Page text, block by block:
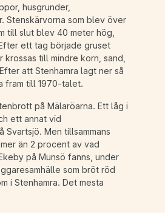
husgrunder,
Stenskärvorna som blev över
till slut blev 40 meter hög,
ett tag började gruset
till mindre korn, sand,
att Stenhamra lagt ner så
fram till 1970-talet.
på Mälaröarna. Ett låg i
ett annat vid
Men tillsammans
än 2 procent av vad
på Munsö fanns, under
som bröt röd
i Stenhamra. Det mesta